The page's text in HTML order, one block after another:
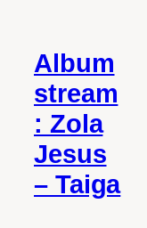
Album
stream
: Zola
Jesus
– Taiga